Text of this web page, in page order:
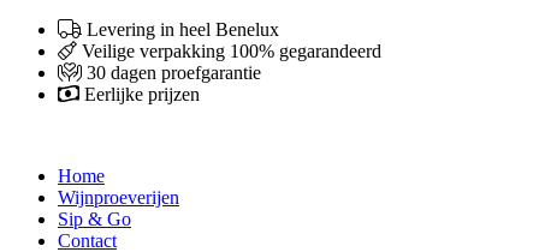
naar
inhoud
Levering in heel Benelux
Veilige verpakking 100% gegarandeerd
30 dagen proefgarantie
Eerlijke prijzen
Home
Wijnproeverijen
Sip & Go
Contact